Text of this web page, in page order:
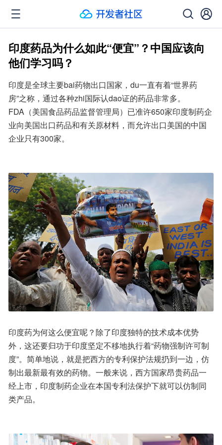
印度药品为什么如此“便宜”？中国应该向
他们学习吗？
印度是全球主要bai药物出口国家，du一直有着“世界药
房”之称，通过各种zhi国际认dao证的药品非常多。
FDA（美国食品药品监督管理局）已准许650家印度制药企
业向美国出口药品和有关原材料，而允许出口美国的中国
企业只有300家。
印度药为何这么便宜呢？除了印度独特的技术成本优势
外，这还要归功于印度坚定不移地执行着“药物强制许可制
度”。简单地说，就是把西方的专利保护法规扔到一边，仿
制出最新最有效的药物。一般来说，西方国家昂贵药品一
经上市，印度制药企业在本国专利法保护下就可以仿制同
类产品。